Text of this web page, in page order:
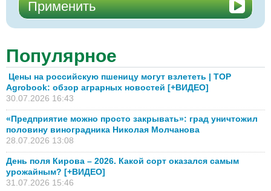
Популярное
Цены на российскую пшеницу могут взлететь | TOP
Agrobook: обзор аграрных новостей [+ВИДЕО]
30.07.2026 16:43
«Предприятие можно просто закрывать»: град уничтожил
половину виноградника Николая Молчанова
28.07.2026 13:08
День поля Кирова – 2026. Какой сорт оказался самым
урожайным? [+ВИДЕО]
31.07.2026 15:46